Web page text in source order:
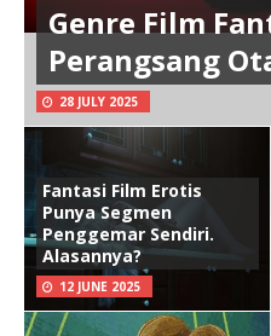
Genre Film
Perangsang
28 JULY 2025
Fantasi Film Erotis
Punya Segmen
Penggemar Sendiri.
Alasannya?
12 JUNE 2025